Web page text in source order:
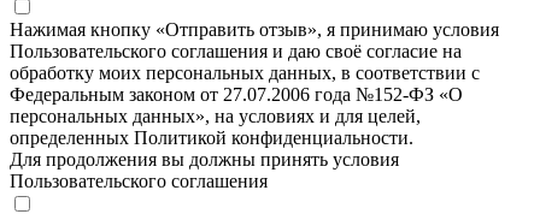
Нажимая кнопку «Отправить отзыв», я принимаю условия
Пользовательского соглашения и даю своё согласие на
обработку моих персональных данных, в соответствии с
Федеральным законом от 27.07.2006 года №152-ФЗ «О
персональных данных», на условиях и для целей,
определенных Политикой конфиденциальности.
Для продолжения вы должны принять условия
Пользовательского соглашения